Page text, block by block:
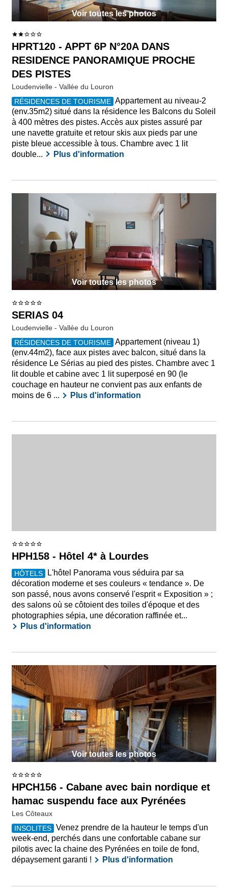
HPRT120 - APPT 6P N°20A DANS
RESIDENCE PANORAMIQUE PROCHE
DES PISTES
Loudenvielle - Vallée du Louron
RÉSIDENCES DE TOURISME Appartement au niveau-2
(env.35m2) situé dans la résidence les Balcons du Soleil
à 400 mètres des pistes. Accès aux pistes assuré par
une navette gratuite et retour skis aux pieds par une
piste bleue accessible à tous. Chambre avec 1 lit
double...
Plus d'information
Voir toutes les photos
SERIAS 04
Loudenvielle - Vallée du Louron
RÉSIDENCES DE TOURISME Appartement (niveau 1)
(env.44m2), face aux pistes avec balcon, situé dans la
résidence Le Sérias au pied des pistes. Chambre avec 1
lit double et cabine avec 1 lit superposé en 90 (le
couchage en hauteur ne convient pas aux enfants de
moins de 6 ...
Plus d'information
Voir toutes les photos
HPH158 - Hôtel 4* à Lourdes
HÔTELS
L'hôtel Panorama vous séduira par sa
décoration moderne et ses couleurs « tendance ». De
son passé, nous avons conservé l'esprit « Exposition » ;
des salons où se côtoient des toiles d'époque et des
photographies sépia, une décoration raffinée et...
Plus d'information
HPCH156 - Cabane avec bain nordique et
hamac suspendu face aux Pyrénées
Les Côteaux
INSOLITES Venez prendre de la hauteur le temps d'un
week-end, perchés dans une confortable cabane sur
pilotis avec la chaine des Pyrénées en toile de fond,
dépaysement garanti !
Plus d'information
Voir toutes les photos